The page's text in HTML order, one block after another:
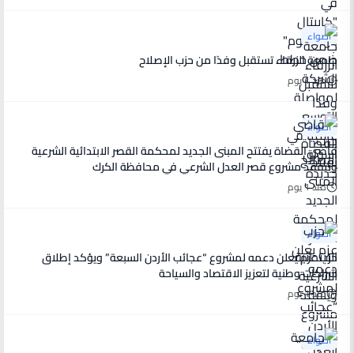
أضواء
جامعة الزرقاء تستقبل وفدًا من حزب الإصلاح
منذ 1 يوم
أضواء
قاضي القضاة يفتتح المبنى الجديد لمحكمة القصر الابتدائية الشرعية
ويتفقد مشروع قصر العدل الشرعي في محافظة الكرك
منذ 1 يوم
أضواء
حزب عزم يعلن دعمه لمشروع “عجائب الأردن السبعة” ويؤكد إطلاق
شراكات وطنية لتعزيز الاقتصاد والسياحة
منذ 1 يوم
أضواء